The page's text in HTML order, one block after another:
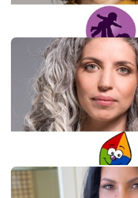
מיכל בוטל
הופ!